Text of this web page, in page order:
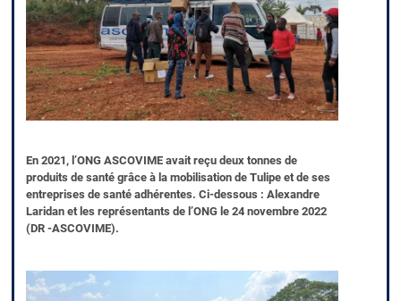
En 2021, l’ONG ASCOVIME avait reçu deux tonnes de
produits de santé grâce à la mobilisation de Tulipe et de ses
entreprises de santé adhérentes. Ci-dessous : Alexandre
Laridan et les représentants de l’ONG le 24 novembre 2022
(DR -ASCOVIME).